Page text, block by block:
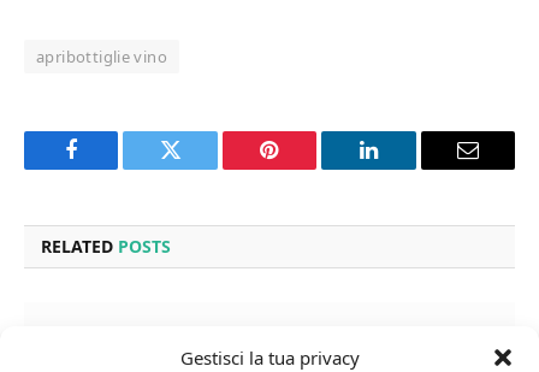
Gestisci la tua privacy
apribottiglie vino
Facebook Twitter Pinterest LinkedIn Email
RELATED POSTS